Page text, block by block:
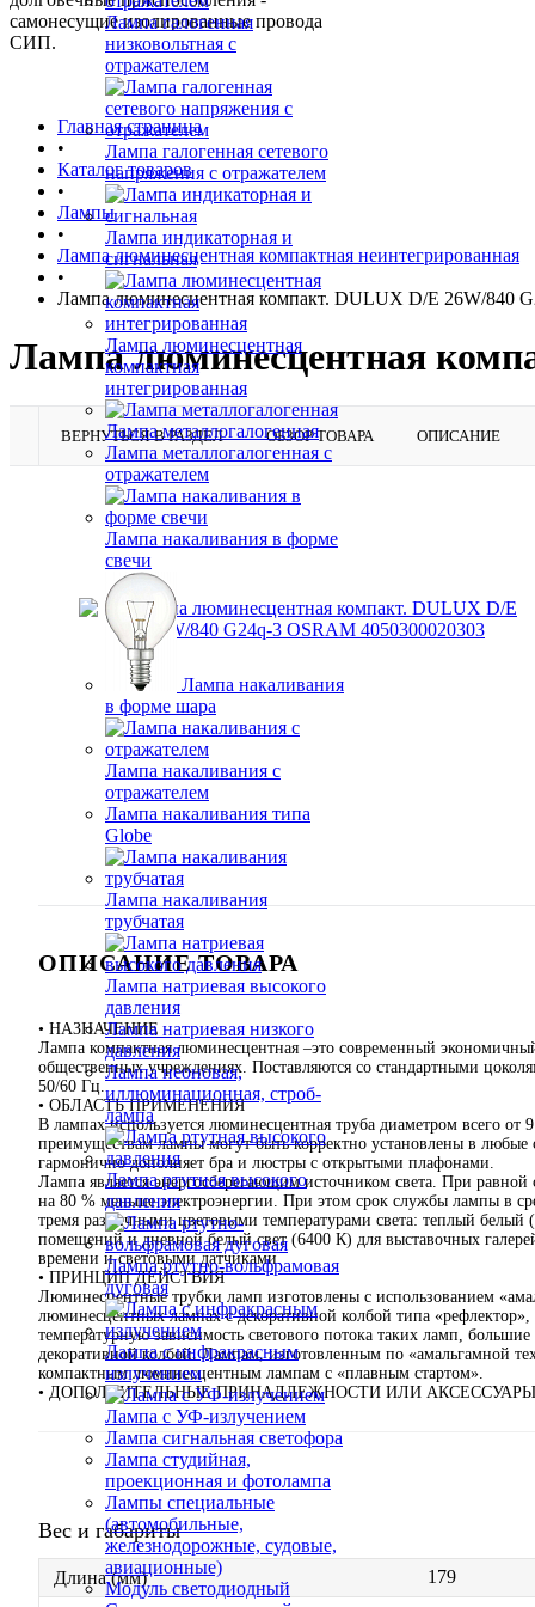
Лампа галогенная
низковольтная с
отражателем
Лампа галогенная сетевого
напряжения с отражателем
Лампа индикаторная и
сигнальная
Лампа люминесцентная
компактная
интегрированная
Лампа металлогалогенная
Лампа металлогалогенная с
отражателем
Лампа накаливания в форме
свечи
Лампа накаливания
в форме шара
Лампа накаливания с
отражателем
Лампа накаливания типа
Globe
Лампа накаливания
трубчатая
Лампа натриевая высокого
давления
Лампа натриевая низкого
давления
Лампа неоновая,
иллюминационная, строб-
лампа
Лампа ртутная высокого
давления
Лампа ртутно-вольфрамовая
дуговая
Лампа с инфракрасным
излучением
Лампа с УФ-излучением
Лампа сигнальная светофора
Лампа студийная,
проекционная и фотолампа
Лампы специальные
(автомобильные,
железнодорожные, судовые,
авиационные)
Модуль светодиодный
самонесущие изолированные провода
СИП.
Главная страница
•
Каталог товаров
•
Лампы
•
Лампа люминесцентная компактная неинтегрированная
•
Лампа люминесцентная компакт. DULUX D/E 26W/840
Лампа люминесцентная
ВЕРНУТЬСЯ В РАЗДЕЛ ОБЗОР ТОВАРА ОПИСАНИЕ
ОПИСАНИЕ ТОВАРА
• НАЗНАЧЕНИЕ
Лампа компактная люминесцентная –это современный
общественных учреждениях. Поставляются со стандартными
50/60 Гц.
• ОБЛАСТЬ ПРИМЕНЕНИЯ
В лампах используется люминесцентная труба диаметром всего
преимуществам лампы могут быть корректно установлены в
гармонично дополняет бра и люстры с открытыми плафонами.
Лампа является энергосберегающим источником света. При
на 80 % меньше электроэнергии. При этом срок службы лампы в
тремя различными цветовыми температурами света: теплый
помещений и дневной белый свет (6400 К) для выставочных
времени и световыми датчиками.
• ПРИНЦИП ДЕЙСТВИЯ
Люминесцентные трубки ламп изготовлены с использованием
люминесцентных лампах с декоративной колбой типа
температурную зависимость светового потока таких ламп,
декоративной колбой. Лампам, изготовленным по «амальгамной
компактным люминесцентным лампам с «плавным стартом».
• ДОПОЛНИТЕЛЬНЫЕ ПРИНАДЛЕЖНОСТИ ИЛИ АКСЕССУАРЫ
Вес и габариты
Длина (мм)
179